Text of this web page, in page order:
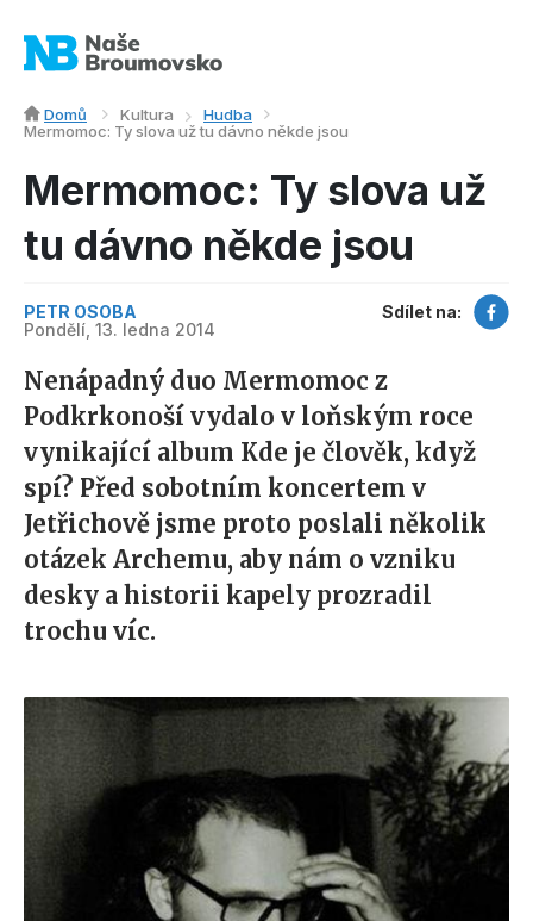
Domů Kultura
Hudba
Mermomoc: Ty slova už tu dávno někde jsou
Mermomoc: Ty slova už
tu dávno někde jsou
PETR OSOBA
Pondělí, 13. ledna 2014
Sdílet na:
Nenápadný duo Mermomoc z
Podkrkonoší vydalo v loňským roce
vynikající album Kde je člověk, když
spí? Před sobotním koncertem v
Jetřichově jsme proto poslali několik
otázek Archemu, aby nám o vzniku
desky a historii kapely prozradil
trochu víc.